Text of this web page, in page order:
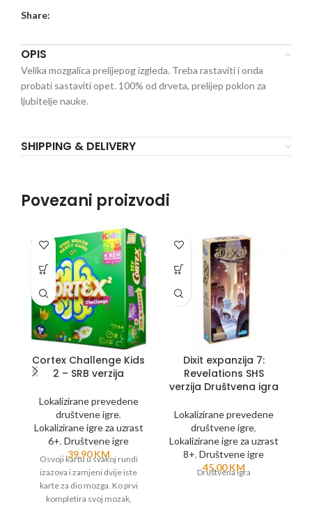
Share:
OPIS
Velika mozgalica prelijepog izgleda. Treba rastaviti i onda
probati sastaviti opet. 100% od drveta, prelijep poklon za
ljubitelje nauke.
SHIPPING & DELIVERY
Povezani proizvodi
Cortex Challenge Kids
2 – SRB verzija
Lokalizirane prevedene
društvene igre,
Lokalizirane igre za uzrast
6+, Društvene igre
39,90KM
Osvoji kartu u svakoj rundi
izazova i zamjeni dvije iste
karte za dio mozga. Ko prvi
kompletira svoj mozak,
Dixit expanzija 7:
Revelations SHS
verzija Društvena igra
Lokalizirane prevedene
društvene igre,
Lokalizirane igre za uzrast
8+, Društvene igre
45,00KM
Društvena igra